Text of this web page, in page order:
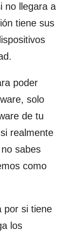
no llegara a
tiene sus
poder
solo
de tu
realmente
sabes
como
por si tiene
los